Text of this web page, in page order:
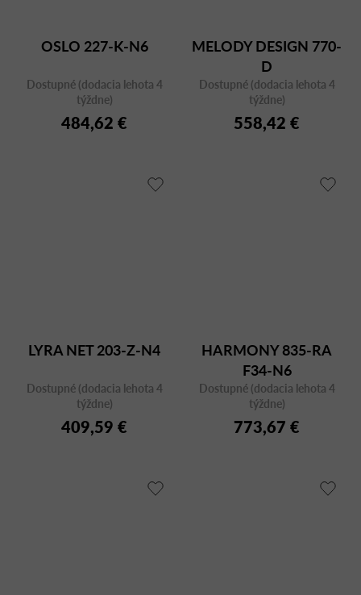
OSLO 227-K-N6
Dostupné (dodacia lehota 4
týždne)
484,62 €
MELODY DESIGN 770-
D
Dostupné (dodacia lehota 4
týždne)
558,42 €
LYRA NET 203-Z-N4
Dostupné (dodacia lehota 4
týždne)
409,59 €
HARMONY 835-RA
F34-N6
Dostupné (dodacia lehota 4
týždne)
773,67 €